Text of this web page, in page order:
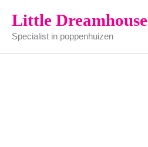
naar
inhoud
Little Dreamhouse
Specialist in poppenhuizen
of
woonkamer
blank
aantal